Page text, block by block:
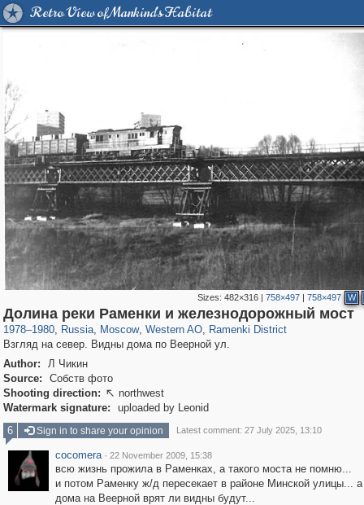
Retro View of Mankind's Habitat
Sizes: 482×316| 758×497| 758×497 W
Долина реки Раменки и железнодорожный мост
1978–1980, Russia
1,407,206 29,248
, Moscow
319,878 8,286
, Western AO
27,131 310
, Ramenki District
5,677 64
Взгляд на север. Видны дома по Веерной ул.
Author:
Л Чикин
Source:
Собств фото
Shooting direction:  northwest
Watermark signature:
uploaded by Leonid
6
Sign in to share your opinion Latest comment: 27 July 2025, 13:10
cocomera · 22 November 2009, 15:38
всю жизнь прожила в Раменках, а такого моста не помню...
и потом Раменку ж/д пересекает в районе Минской улицы... а
дома на Веерной врят ли видны будут...